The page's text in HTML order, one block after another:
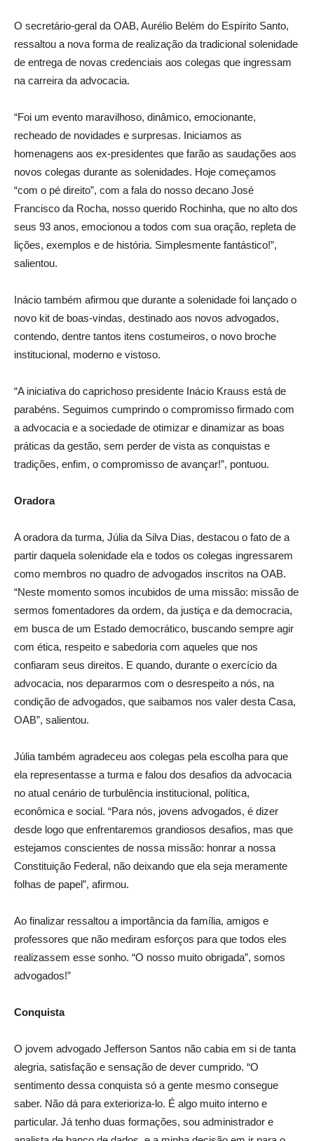
O secretário-geral da OAB, Aurélio Belém do Espírito Santo,
ressaltou a nova forma de realização da tradicional solenidade
de entrega de novas credenciais aos colegas que ingressam
na carreira da advocacia.
“Foi um evento maravilhoso, dinâmico, emocionante,
recheado de novidades e surpresas. Iniciamos as
homenagens aos ex-presidentes que farão as saudações aos
novos colegas durante as solenidades. Hoje começamos
“com o pé direito”, com a fala do nosso decano José
Francisco da Rocha, nosso querido Rochinha, que no alto dos
seus 93 anos, emocionou a todos com sua oração, repleta de
lições, exemplos e de história. Simplesmente fantástico!”,
salientou.
Inácio também afirmou que durante a solenidade foi lançado o
novo kit de boas-vindas, destinado aos novos advogados,
contendo, dentre tantos itens costumeiros, o novo broche
institucional, moderno e vistoso.
“A iniciativa do caprichoso presidente Inácio Krauss está de
parabéns. Seguimos cumprindo o compromisso firmado com
a advocacia e a sociedade de otimizar e dinamizar as boas
práticas da gestão, sem perder de vista as conquistas e
tradições, enfim, o compromisso de avançar!”, pontuou.
Oradora
A oradora da turma, Júlia da Silva Dias, destacou o fato de a
partir daquela solenidade ela e todos os colegas ingressarem
como membros no quadro de advogados inscritos na OAB.
“Neste momento somos incubidos de uma missão: missão de
sermos fomentadores da ordem, da justiça e da democracia,
em busca de um Estado democrático, buscando sempre agir
com ética, respeito e sabedoria com aqueles que nos
confiaram seus direitos. E quando, durante o exercício da
advocacia, nos depararmos com o desrespeito a nós, na
condição de advogados, que saibamos nos valer desta Casa,
OAB”, salientou.
Júlia também agradeceu aos colegas pela escolha para que
ela representasse a turma e falou dos desafios da advocacia
no atual cenário de turbulência institucional, política,
econômica e social. “Para nós, jovens advogados, é dizer
desde logo que enfrentaremos grandiosos desafios, mas que
estejamos conscientes de nossa missão: honrar a nossa
Constituição Federal, não deixando que ela seja meramente
folhas de papel”, afirmou.
Ao finalizar ressaltou a importância da família, amigos e
professores que não mediram esforços para que todos eles
realizassem esse sonho. “O nosso muito obrigada”, somos
advogados!”
Conquista
O jovem advogado Jefferson Santos não cabia em si de tanta
alegria, satisfação e sensação de dever cumprido. “O
sentimento dessa conquista só a gente mesmo consegue
saber. Não dá para exterioriza-lo. É algo muito interno e
particular. Já tenho duas formações, sou administrador e